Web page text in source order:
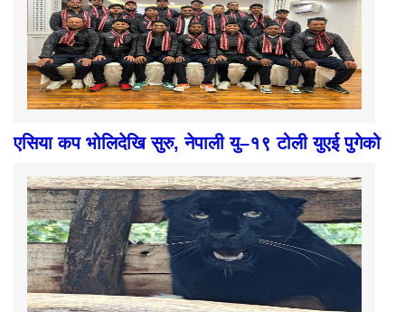
एसिया कप भोलिदेखि सुरु, नेपाली यु–१९ टोली युएई पुगेको